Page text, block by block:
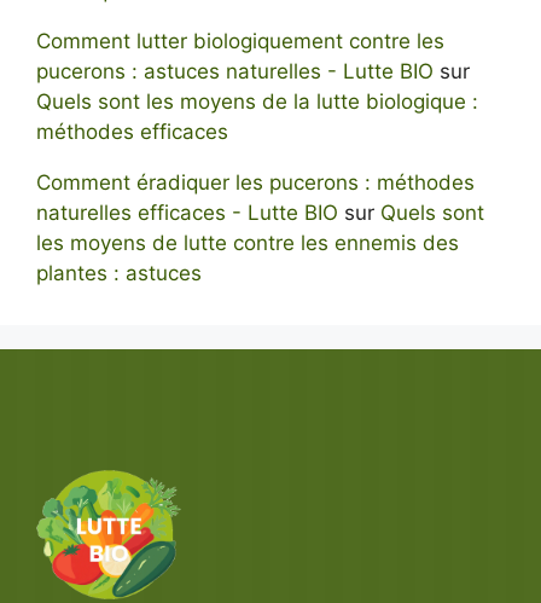
Comment lutter biologiquement contre les
pucerons : astuces naturelles - Lutte BIO sur
Quels sont les moyens de la lutte biologique :
méthodes efficaces
Comment éradiquer les pucerons : méthodes
naturelles efficaces - Lutte BIO sur Quels sont
les moyens de lutte contre les ennemis des
plantes : astuces